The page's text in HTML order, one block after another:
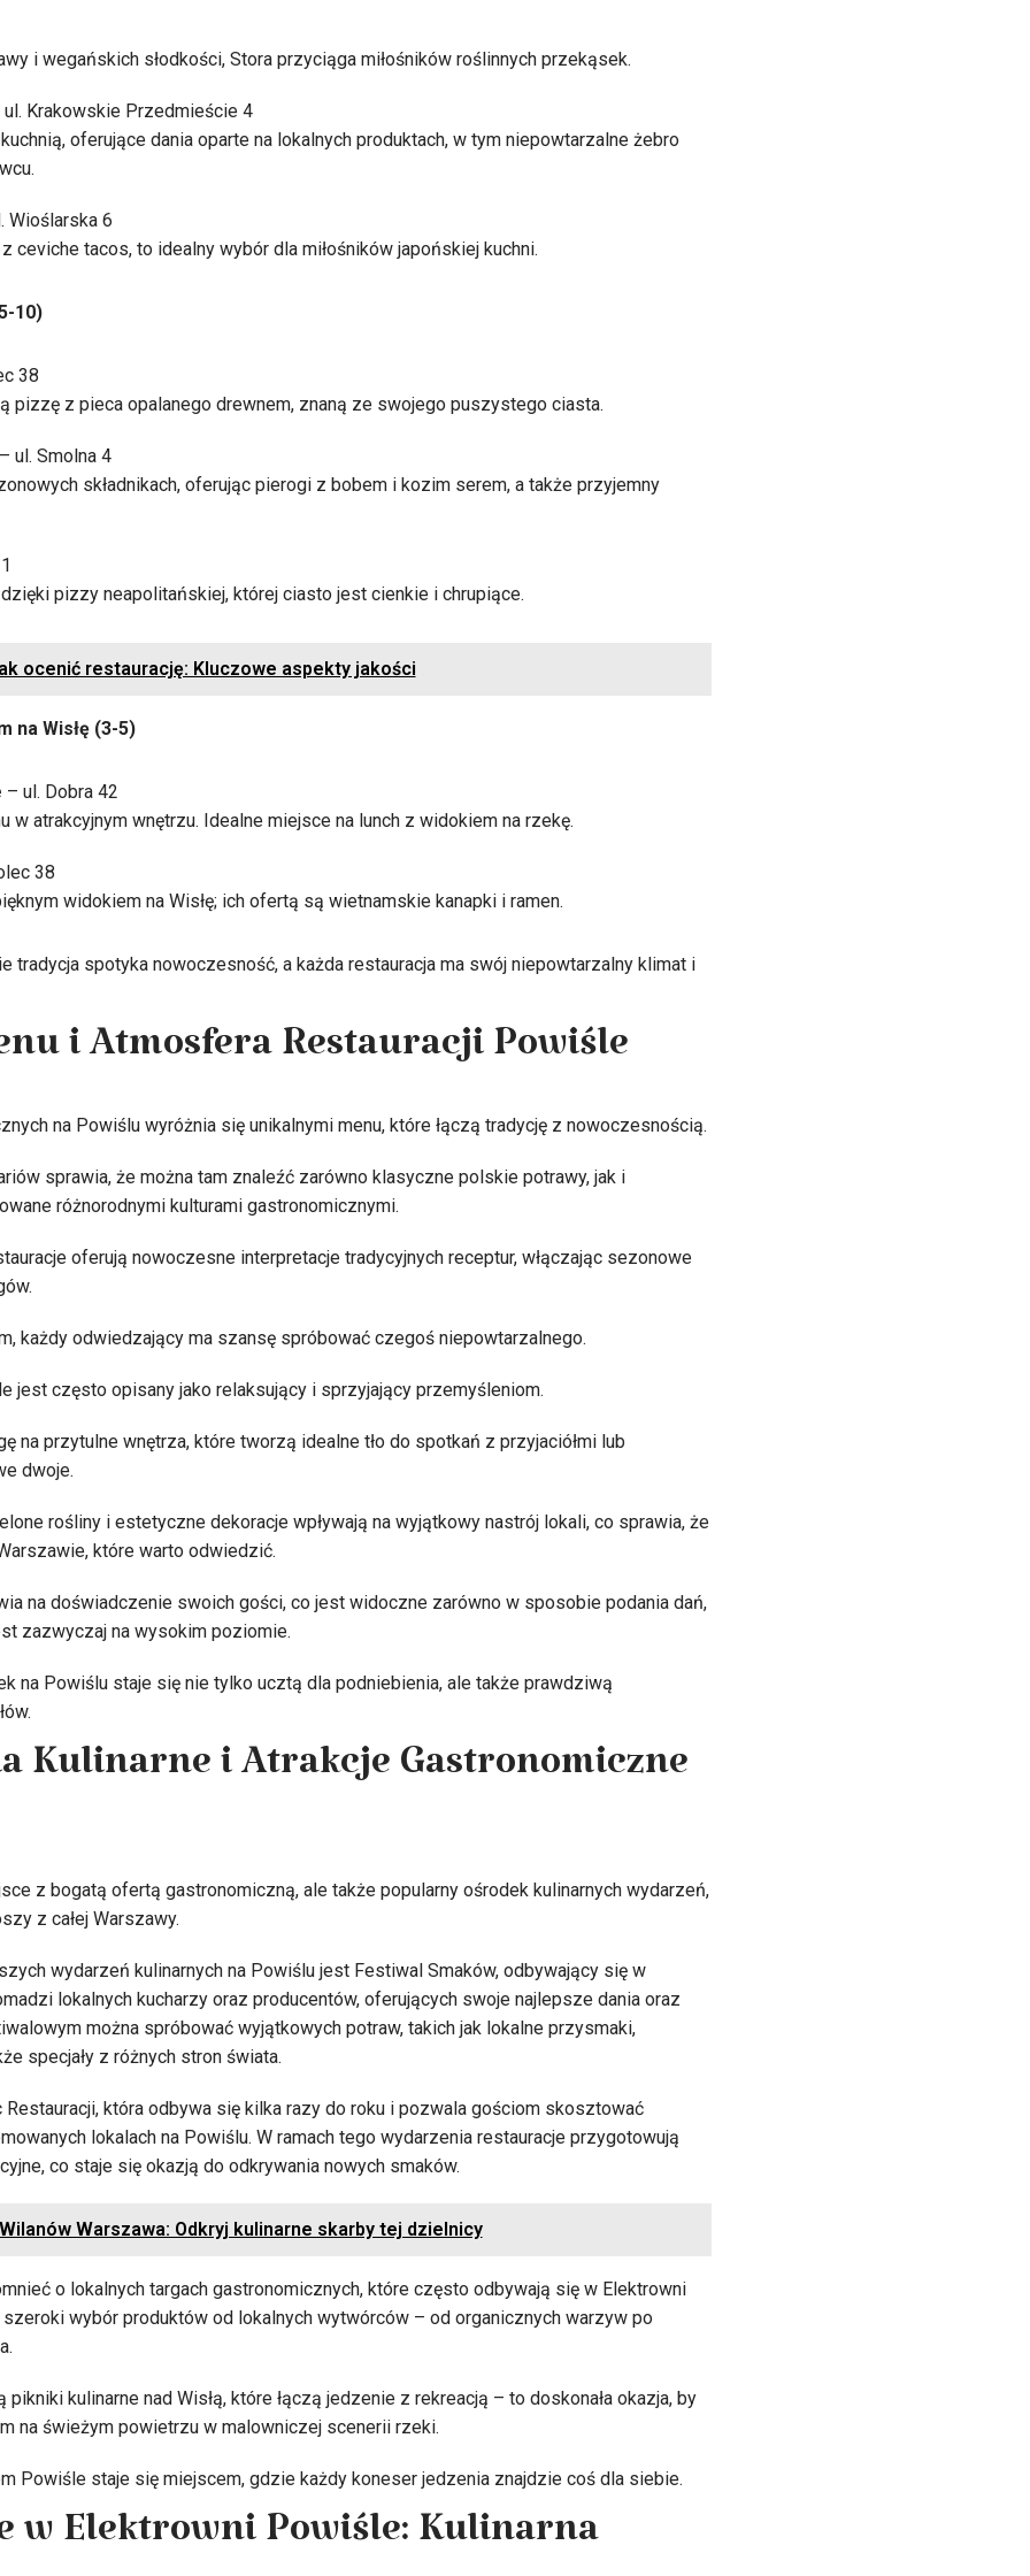
i wegańskich słodkości, Stora przyciąga miłośników roślinnych przekąsek.
Krakowskie Przedmieście 4
oferujące dania oparte na lokalnych produktach, w tym niepowtarzalne żebro
Wioślarska 6
ceviche tacos, to idealny wybór dla miłośników japońskiej kuchni.
10)
38
pizzę z pieca opalanego drewnem, znaną ze swojego puszystego ciasta.
ul. Smolna 4
składnikach, oferując pierogi z bobem i kozim serem, a także przyjemny
pizzy neapolitańskiej, której ciasto jest cienkie i chrupiące.
ocenić restaurację: Kluczowe aspekty jakości
na Wisłę (3-5)
– ul. Dobra 42
w atrakcyjnym wnętrzu. Idealne miejsce na lunch z widokiem na rzekę.
38
widokiem na Wisłę; ich ofertą są wietnamskie kanapki i ramen.
tradycja spotyka nowoczesność, a każda restauracja ma swój niepowtarzalny klimat i
i Atmosfera Restauracji Powiśle
na Powiślu wyróżnia się unikalnymi menu, które łączą tradycję z nowoczesnością.
sprawia, że można tam znaleźć zarówno klasyczne polskie potrawy, jak i
różnorodnymi kulturami gastronomicznymi.
oferują nowoczesne interpretacje tradycyjnych receptur, włączając sezonowe
każdy odwiedzający ma szansę spróbować czegoś niepowtarzalnego.
jest często opisany jako relaksujący i sprzyjający przemyśleniom.
na przytulne wnętrza, które tworzą idealne tło do spotkań z przyjaciółmi lub
dwoje.
rośliny i estetyczne dekoracje wpływają na wyjątkowy nastrój lokali, co sprawia, że
które warto odwiedzić.
na doświadczenie swoich gości, co jest widoczne zarówno w sposobie podania dań,
zazwyczaj na wysokim poziomie.
na Powiślu staje się nie tylko ucztą dla podniebienia, ale także prawdziwą
Kulinarne i Atrakcje Gastronomiczne
z bogatą ofertą gastronomiczną, ale także popularny ośrodek kulinarnych wydarzeń,
z całej Warszawy.
wydarzeń kulinarnych na Powiślu jest Festiwal Smaków, odbywający się w
lokalnych kucharzy oraz producentów, oferujących swoje najlepsze dania oraz
można spróbować wyjątkowych potraw, takich jak lokalne przysmaki,
specjały z różnych stron świata.
Restauracji, która odbywa się kilka razy do roku i pozwala gościom skosztować
lokalach na Powiślu. W ramach tego wydarzenia restauracje przygotowują
co staje się okazją do odkrywania nowych smaków.
Warszawa: Odkryj kulinarne skarby tej dzielnicy
o lokalnych targach gastronomicznych, które często odbywają się w Elektrowni
wybór produktów od lokalnych wytwórców – od organicznych warzyw po
kulinarne nad Wisłą, które łączą jedzenie z rekreacją – to doskonała okazja, by
na świeżym powietrzu w malowniczej scenerii rzeki.
Powiśle staje się miejscem, gdzie każdy koneser jedzenia znajdzie coś dla siebie.
w Elektrowni Powiśle: Kulinarna